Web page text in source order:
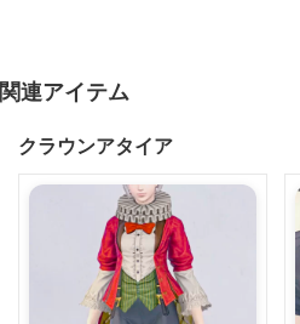
関連アイテム
クラウンアタイア